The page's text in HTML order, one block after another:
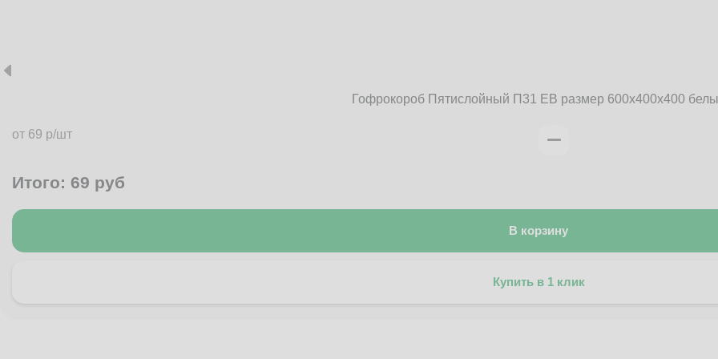
Гофрокороб Пятислойный П31 EB размер 600x400x400
от 69 р/шт
Итого: 69 руб
В корзину
Купить в 1 клик